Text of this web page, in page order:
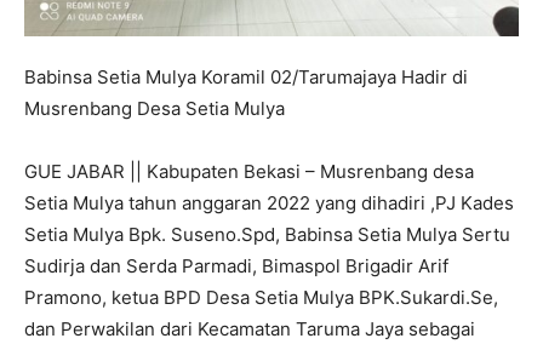
Babinsa Setia Mulya Koramil 02/Tarumajaya Hadir di
Musrenbang Desa Setia Mulya
GUE JABAR || Kabupaten Bekasi – Musrenbang desa
Setia Mulya tahun anggaran 2022 yang dihadiri ,PJ Kades
Setia Mulya Bpk. Suseno.Spd, Babinsa Setia Mulya Sertu
Sudirja dan Serda Parmadi, Bimaspol Brigadir Arif
Pramono, ketua BPD Desa Setia Mulya BPK.Sukardi.Se,
dan Perwakilan dari Kecamatan Taruma Jaya sebagai